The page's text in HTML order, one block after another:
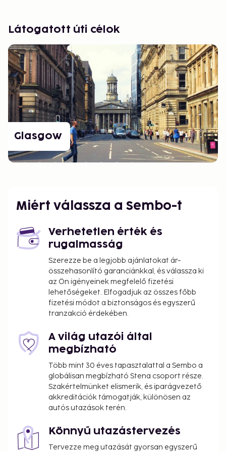
Látogatott úti célok
Glasgow
Miért válassza a Sembo-t
Verhetetlen érték és
rugalmasság
Szerezze be a legjobb ajánlatokat ár-
összehasonlító garanciánkkal, és válassza ki
az Ön igényeinek megfelelő fizetési
lehetőségeket. Elfogadjuk az összes főbb
fizetési módot a biztonságos és egyszerű
tranzakció érdekében.
A világ utazói által
megbízható
Több mint 30 éves tapasztalattal a Sembo a
globálisan megbízható Stena csoport része.
Szakértelmünket elismerik, és iparágvezető
akkreditációk támogatják, különösen az
autós utazások terén.
Könnyű utazástervezés
Tervezze meg utazását gyorsan egyszerű